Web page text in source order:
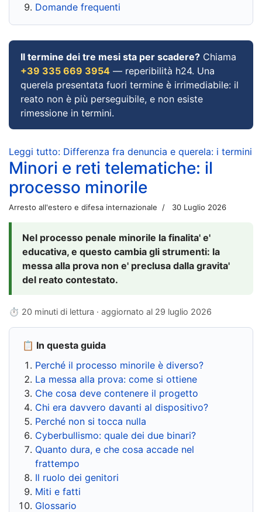
Domande frequenti
Il termine dei tre mesi sta per scadere? Chiama
+39 335 669 3954 — reperibilità h24. Una
querela presentata fuori termine è irrimediabile: il
reato non è più perseguibile, e non esiste
rimessione in termini.
Leggi tutto: Differenza fra denuncia e querela: i termini
Minori e reti telematiche: il
processo minorile
Arresto all'estero e difesa internazionale 30 Luglio 2026
Nel processo penale minorile la finalita' e'
educativa, e questo cambia gli strumenti: la
messa alla prova non e' preclusa dalla gravita'
del reato contestato.
⏱ 20 minuti di lettura · aggiornato al 29 luglio 2026
📋 In questa guida
Perché il processo minorile è diverso?
La messa alla prova: come si ottiene
Che cosa deve contenere il progetto
Chi era davvero davanti al dispositivo?
Perché non si tocca nulla
Cyberbullismo: quale dei due binari?
Quanto dura, e che cosa accade nel
frattempo
Il ruolo dei genitori
Miti e fatti
Glossario